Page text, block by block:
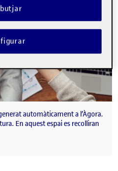
automàticament a l’Àgora.
En aquest espai es recolliran